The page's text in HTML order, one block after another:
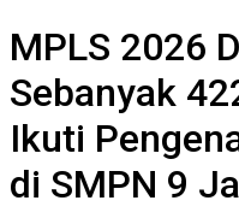
MPLS 2026
Sebanyak
Ikuti
di SMPN 9